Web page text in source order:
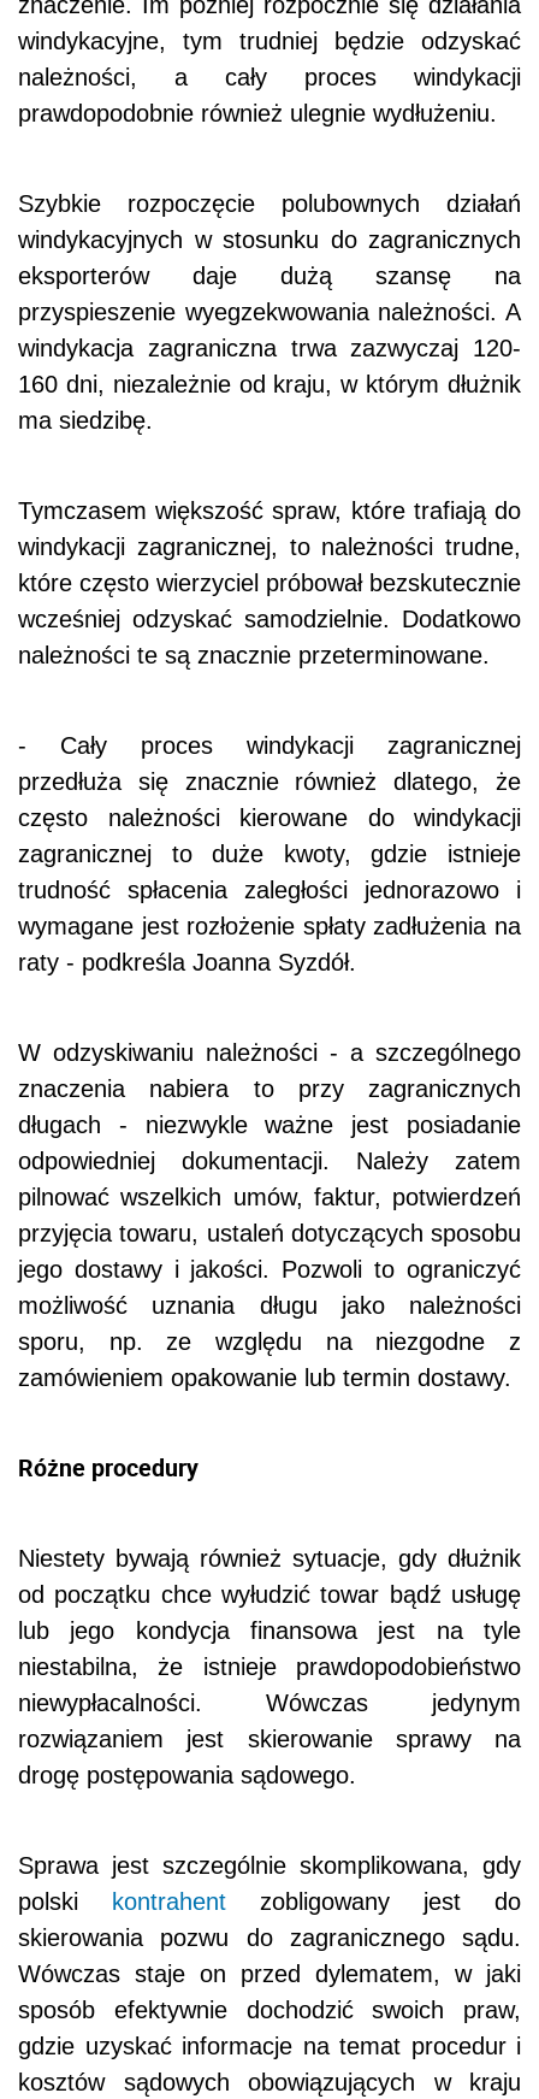
znaczenie. Im później rozpocznie się działania
windykacyjne, tym trudniej będzie odzyskać
należności, a cały proces windykacji
prawdopodobnie również ulegnie wydłużeniu.
Szybkie rozpoczęcie polubownych działań
windykacyjnych w stosunku do zagranicznych
eksporterów daje dużą szansę na
przyspieszenie wyegzekwowania należności. A
windykacja zagraniczna trwa zazwyczaj 120-
160 dni, niezależnie od kraju, w którym dłużnik
ma siedzibę.
Tymczasem większość spraw, które trafiają do
windykacji zagranicznej, to należności trudne,
które często wierzyciel próbował bezskutecznie
wcześniej odzyskać samodzielnie. Dodatkowo
należności te są znacznie przeterminowane.
- Cały proces windykacji zagranicznej
przedłuża się znacznie również dlatego, że
często należności kierowane do windykacji
zagranicznej to duże kwoty, gdzie istnieje
trudność spłacenia zaległości jednorazowo i
wymagane jest rozłożenie spłaty zadłużenia na
raty - podkreśla Joanna Syzdół.
W odzyskiwaniu należności - a szczególnego
znaczenia nabiera to przy zagranicznych
długach - niezwykle ważne jest posiadanie
odpowiedniej dokumentacji. Należy zatem
pilnować wszelkich umów, faktur, potwierdzeń
przyjęcia towaru, ustaleń dotyczących sposobu
jego dostawy i jakości. Pozwoli to ograniczyć
możliwość uznania długu jako należności
sporu, np. ze względu na niezgodne z
zamówieniem opakowanie lub termin dostawy.
Różne procedury
Niestety bywają również sytuacje, gdy dłużnik
od początku chce wyłudzić towar bądź usługę
lub jego kondycja finansowa jest na tyle
niestabilna, że istnieje prawdopodobieństwo
niewypłacalności. Wówczas jedynym
rozwiązaniem jest skierowanie sprawy na
drogę postępowania sądowego.
Sprawa jest szczególnie skomplikowana, gdy
polski
kontrahent zobligowany jest do
skierowania pozwu do zagranicznego sądu.
Wówczas staje on przed dylematem, w jaki
sposób efektywnie dochodzić swoich praw,
gdzie uzyskać informacje na temat procedur i
kosztów sądowych obowiązujących w kraju